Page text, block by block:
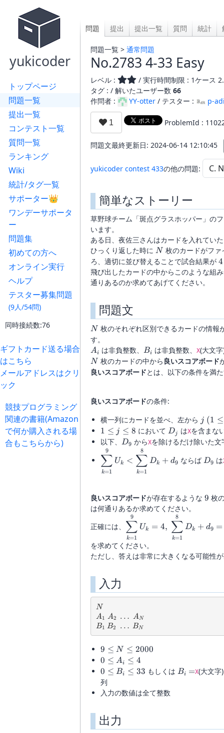
yukicoder
トップページ
問題一覧
提出一覧
コンテスト一覧
質問一覧
ランキング
Wiki
統計/タグ一覧
サポーター👑
ワンデーサポータ
ー
問題集
初めての方へ
オンライン実行
ヘルプ
テスター募集問題
(9人/54問)
同時接続数:76
ギフトカード送る場合
はこちら
メールアドレスはクリ
ック
競技プログラミング
関連の書籍(Amazon
で何か購入される場
合もこちらから)
問題 提出 提出一覧 質問 統計
問題一覧 > 通常問題
No.2783 4-33 Easy
レベル :
/ 実行時間制限 : 1ケース
タグ : / 解いたユーザー数 66
作問者 :
YY-otter / テスター : p-
ProblemId :
問題文最終更新日: 2024-06-14 12:10:45
yukicoder contest 433の他の問題:
簡単なストーリー
草野球チーム「斑点グラスホッパー」の
います。
ある日、夜佐三さんはカードを入れてい
ひっくり返した時に N
N 枚のカードがフ
ろ、適切に並び替えることで試合結果が 4
飛び出したカードの中からこのような組
通りあるのか求めてあげてください。
問題文
N
N 枚のそれぞれ区別できるカードの情報
す。
A_i
Ai は非負整数、 B_i
Bi は非負整数、 X(大文
N
N 枚のカードの中から 良いスコアボード
良いスコアボードとは、以下の条件を満
良いスコアボードの条件:
横一列にカードを並べ、左から j\
(1\leq
j\leq
j (1 ≤
1\leq
j\leq
1 ≤ j ≤ 8 において D_j
Dj はXを含まな
以下、 D_9
D9 からXを除けるだけ除いた
k=1
∑
9
Uk <
k=1
∑
8
Dk + d9 ならば D9 は
良いスコアボードが存在するような 9
9 枚
は何通りあるか求めてください。
正確には、
k=1
∑
9
Uk = 4,
k=1
∑
8
Dk + d9 =
を求めてください。
ただし、答えは非常に大きくなる可能性
入力
N
N
A_1\ A_2\ \dots\ A_N
A1 A2 … AN
B_1\ B_2\ \dots\ B_N
B1 B2 … BN
9\leq
N\leq
2000
9 ≤ N ≤ 2000
0\leq
A_i\leq
4
0 ≤ Ai ≤ 4
0\leq
B_i\leq
33
0 ≤ Bi ≤ 33 もしくは B_i=
Bi =X(大文
列
入力の数値は全て整数
出力